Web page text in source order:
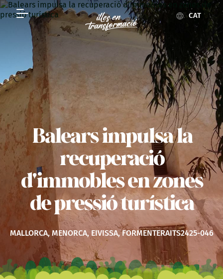
CAT
Balears impulsa la
recuperació
d'immobles en zones
de pressió turística
MALLORCA, MENORCA, EIVISSA, FORMENTERAITS2425-046